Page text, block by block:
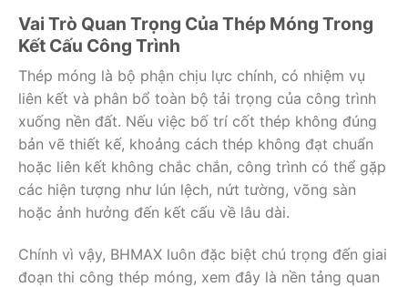
Vai Trò Quan Trọng Của Thép Móng Trong
Kết Cấu Công Trình
Thép móng là bộ phận chịu lực chính, có nhiệm vụ
liên kết và phân bổ toàn bộ tải trọng của công trình
xuống nền đất. Nếu việc bố trí cốt thép không đúng
bản vẽ thiết kế, khoảng cách thép không đạt chuẩn
hoặc liên kết không chắc chắn, công trình có thể gặp
các hiện tượng như lún lệch, nứt tường, võng sàn
hoặc ảnh hưởng đến kết cấu về lâu dài.
Chính vì vậy, BHMAX luôn đặc biệt chú trọng đến giai
đoạn thi công thép móng, xem đây là nền tảng quan